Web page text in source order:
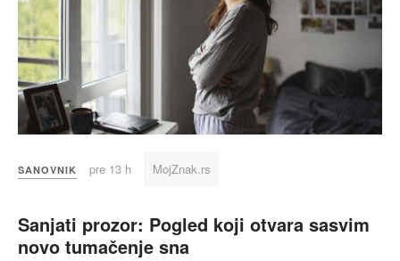
SANOVNIK pre 13 h MojZnak.rs
Sanjati prozor: Pogled koji otvara sasvim
novo tumačenje sna